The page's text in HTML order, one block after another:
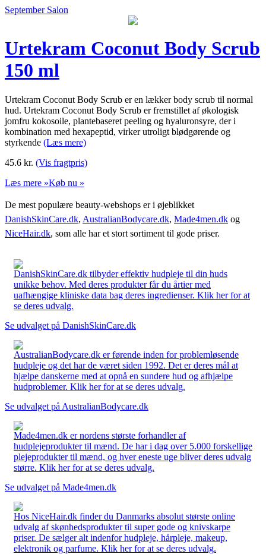
September Salon
Urtekram Coconut Body Scrub
150 ml
Urtekram Coconut Body Scrub er en lækker body scrub til normal
hud. Urtekram Coconut Body Scrub er fremstillet af økologisk
jomfru kokosoile, plantebaseret peeling og hyaluronsyre, der i
kombination med hexapeptid, virker utroligt blødgørende og
styrkende (Læs mere)
45.6 kr. (Vis fragtpris)
Læs mere »Køb nu »
De mest populære beauty-webshops er i øjeblikket
DanishSkinCare.dk, AustralianBodycare.dk, Made4men.dk og
NiceHair.dk, som alle har et stort sortiment til gode priser.
DanishSkinCare.dk tilbyder effektiv hudpleje til din huds
unikke behov. Med deres produkter får du årtier med
uafhængige kliniske data bag deres ingredienser. Klik her for at
se deres udvalg.
Se udvalget på DanishSkinCare.dk
AustralianBodycare.dk er førende inden for problemløsende
hudpleje og det har de været siden 1992. Det er deres mål at
hjælpe danskerne med at opnå en sundere hud og afhjælpe
hudproblemer. Klik her for at se deres udvalg.
Se udvalget på AustralianBodycare.dk
Made4men.dk er nordens største forhandler af
hudplejeprodukter til mænd. De har i dag over 5.000 forskellige
plejeprodukter til mænd, og hver eneste uge bliver deres udvalg
større. Klik her for at se deres udvalg.
Se udvalget på Made4men.dk
Hos NiceHair.dk finder du Danmarks absolut største online
udvalg af skønhedsprodukter til super gode og knivskarpe
priser. De sælger alt indenfor hudpleje, hårpleje, makeup,
elektronik og parfume. Klik her for at se deres udvalg.